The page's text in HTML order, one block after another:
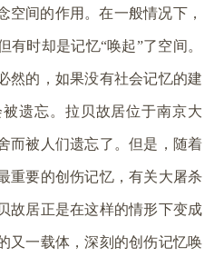
空间的作用。在一般情况下，
时却是记忆“唤起”了空间。
然的，如果没有社会记忆的建
遗忘。拉贝故居位于南京大
而被人们遗忘了。但是，随着
重要的创伤记忆，有关大屠杀
故居正是在这样的情形下变成
又一载体，深刻的创伤记忆唤